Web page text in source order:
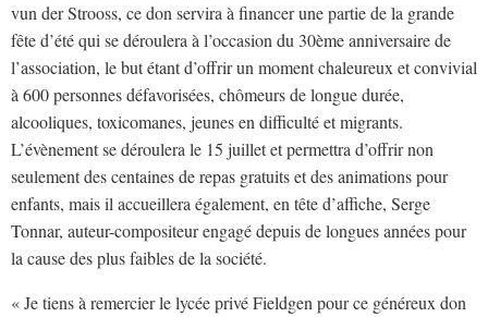
vun der Strooss, ce don servira à financer une partie de la grande
fête d’été qui se déroulera à l’occasion du 30ème anniversaire de
l’association, le but étant d’offrir un moment chaleureux et convivial
à 600 personnes défavorisées, chômeurs de longue durée,
alcooliques, toxicomanes, jeunes en difficulté et migrants.
L’évènement se déroulera le 15 juillet et permettra d’offrir non
seulement des centaines de repas gratuits et des animations pour
enfants, mais il accueillera également, en tête d’affiche, Serge
Tonnar, auteur-compositeur engagé depuis de longues années pour
la cause des plus faibles de la société.
« Je tiens à remercier le lycée privé Fieldgen pour ce généreux don